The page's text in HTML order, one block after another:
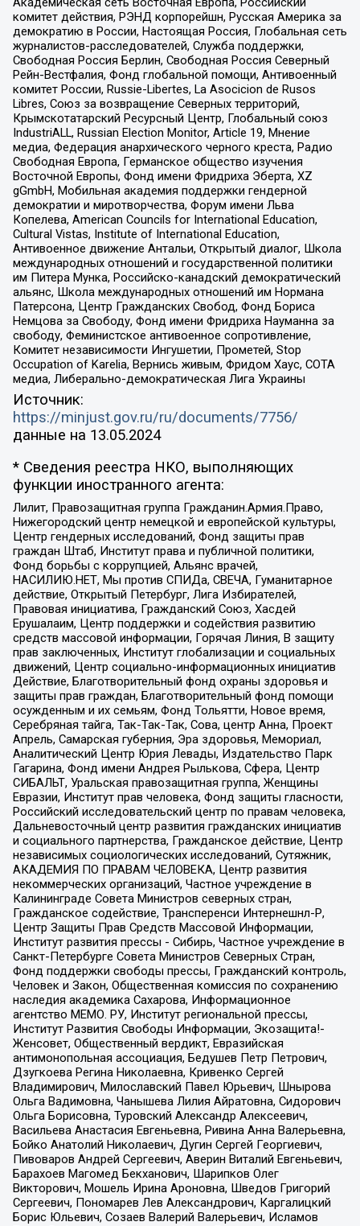
комитет действия, РЭНД корпорейшн, Русская Америка за
демократию в России, Настоящая Россия, Глобальная сеть
журналистов-расследователей, Служба поддержки,
Свободная Россия Берлин, Свободная Россия Северный
Рейн-Вестфалия, Фонд глобальной помощи, Антивоенный
комитет России, Russie-Libertes, La Asocicion de Rusos
Libres, Союз за возвращение Северных территорий,
Крымскотатарский Ресурсный Центр, Глобальный союз
IndustriALL, Russian Election Monitor, Article 19, Мнение
медиа, Федерация анархического черного креста, Радио
Свободная Европа, Германское общество изучения
Восточной Европы, Фонд имени Фридриха Эберта, XZ
gGmbH, Мобильная академия поддержки гендерной
демократии и миротворчества, Форум имени Льва
Копелева, American Councils for International Education,
Cultural Vistas, Institute of International Education,
Антивоенное движение Антальи, Открытый диалог, Школа
международных отношений и государственной политики
им Питера Мунка, Российско-канадский демократический
альянс, Школа международных отношений им Нормана
Патерсона, Центр Гражданских Свобод, Фонд Бориса
Немцова за Свободу, Фонд имени Фридриха Науманна за
свободу, Феминистское антивоенное сопротивление,
Комитет независимости Ингушетии, Прометей, Stop
Occupation of Karelia, Вернись живым, Фридом Хаус, СОТА
медиа, Либерально-демократическая Лига Украины
Источник:
https://minjust.gov.ru/ru/documents/7756/
данные на 13.05.2024
* Сведения реестра НКО, выполняющих
функции иностранного агента:
Лилит, Правозащитная группа Гражданин.Армия.Право,
Нижегородский центр немецкой и европейской культуры,
Центр гендерных исследований, Фонд защиты прав
граждан Штаб, Институт права и публичной политики,
Фонд борьбы с коррупцией, Альянс врачей,
НАСИЛИЮ.НЕТ, Мы против СПИДа, СВЕЧА, Гуманитарное
действие, Открытый Петербург, Лига Избирателей,
Правовая инициатива, Гражданский Союз, Хасдей
Ерушалаим, Центр поддержки и содействия развитию
средств массовой информации, Горячая Линия, В защиту
прав заключенных, Институт глобализации и социальных
движений, Центр социально-информационных инициатив
Действие, Благотворительный фонд охраны здоровья и
защиты прав граждан, Благотворительный фонд помощи
осужденным и их семьям, Фонд Тольятти, Новое время,
Серебряная тайга, Так-Так-Так, Сова, центр Анна, Проект
Апрель, Самарская губерния, Эра здоровья, Мемориал,
Аналитический Центр Юрия Левады, Издательство Парк
Гагарина, Фонд имени Андрея Рылькова, Сфера, Центр
СИБАЛЬТ, Уральская правозащитная группа, Женщины
Евразии, Институт прав человека, Фонд защиты гласности,
Российский исследовательский центр по правам человека,
Дальневосточный центр развития гражданских инициатив
и социального партнерства, Гражданское действие, Центр
независимых социологических исследований, Сутяжник,
АКАДЕМИЯ ПО ПРАВАМ ЧЕЛОВЕКА, Центр развития
некоммерческих организаций, Частное учреждение в
Калининграде Совета Министров северных стран,
Гражданское содействие, Трансперенси Интернешнл-Р,
Центр Защиты Прав Средств Массовой Информации,
Институт развития прессы - Сибирь, Частное учреждение в
Санкт-Петербурге Совета Министров Северных Стран,
Фонд поддержки свободы прессы, Гражданский контроль,
Человек и Закон, Общественная комиссия по сохранению
наследия академика Сахарова, Информационное
агентство МЕМО. РУ, Институт региональной прессы,
Институт Развития Свободы Информации, Экозащита!-
Женсовет, Общественный вердикт, Евразийская
антимонопольная ассоциация, Бедушев Петр Петрович,
Дзугкоева Регина Николаевна, Кривенко Сергей
Владимирович, Милославский Павел Юрьевич, Шнырова
Ольга Вадимовна, Чанышева Лилия Айратовна, Сидорович
Ольга Борисовна, Туровский Александр Алексеевич,
Васильева Анастасия Евгеньевна, Ривина Анна Валерьевна,
Бойко Анатолий Николаевич, Дугин Сергей Георгиевич,
Пивоваров Андрей Сергеевич, Аверин Виталий Евгеньевич,
Барахоев Магомед Бекханович, Шарипков Олег
Викторович, Мошель Ирина Ароновна, Шведов Григорий
Сергеевич, Пономарев Лев Александрович, Каргалицкий
Борис Юльевич, Созаев Валерий Валерьевич, Исламов